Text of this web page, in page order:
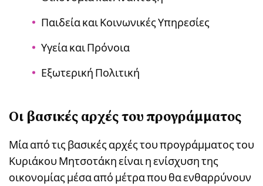
Παιδεία και Κοινωνικές Υπηρεσίες
Υγεία και Πρόνοια
Εξωτερική Πολιτική
Οι βασικές αρχές του προγράμματος
Μία από τις βασικές αρχές του προγράμματος του
Κυριάκου Μητσοτάκη είναι η ενίσχυση της
οικονομίας μέσα από μέτρα που θα ενθαρρύνουν